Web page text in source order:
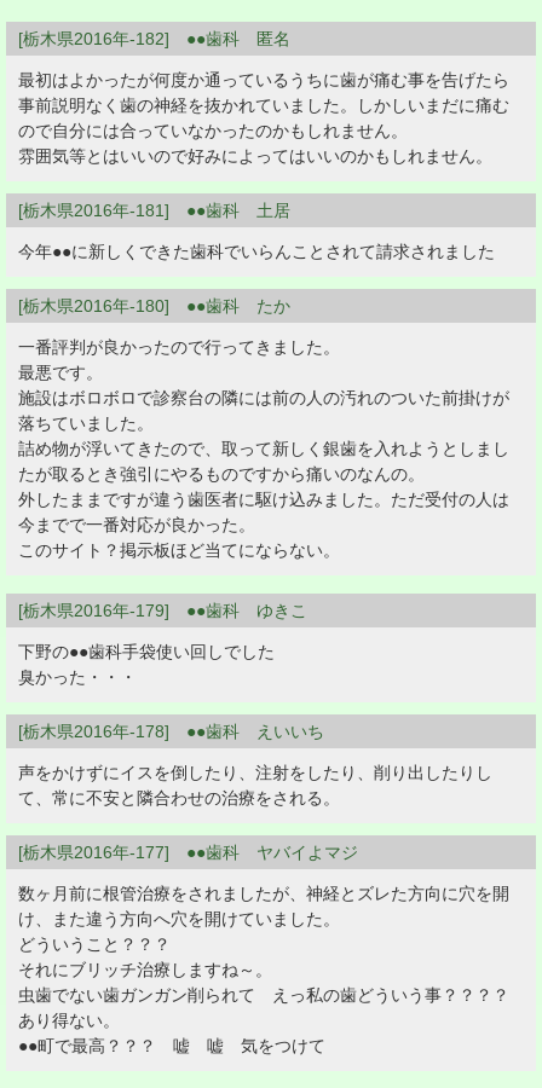
[栃木県2016年-182] ●●歯科 匿名
最初はよかったが何度か通っているうちに歯が痛む事を告げたら
事前説明なく歯の神経を抜かれていました。しかしいまだに痛む
ので自分には合っていなかったのかもしれません。
雰囲気等とはいいので好みによってはいいのかもしれません。
[栃木県2016年-181] ●●歯科 土居
今年●●に新しくできた歯科でいらんことされて請求されました
[栃木県2016年-180] ●●歯科 たか
一番評判が良かったので行ってきました。
最悪です。
施設はボロボロで診察台の隣には前の人の汚れのついた前掛けが
落ちていました。
詰め物が浮いてきたので、取って新しく銀歯を入れようとしまし
たが取るとき強引にやるものですから痛いのなんの。
外したままですが違う歯医者に駆け込みました。ただ受付の人は
今までで一番対応が良かった。
このサイト？掲示板ほど当てにならない。
[栃木県2016年-179] ●●歯科 ゆきこ
下野の●●歯科手袋使い回しでした
臭かった・・・
[栃木県2016年-178] ●●歯科 えいいち
声をかけずにイスを倒したり、注射をしたり、削り出したりし
て、常に不安と隣合わせの治療をされる。
[栃木県2016年-177] ●●歯科 ヤバイよマジ
数ヶ月前に根管治療をされましたが、神経とズレた方向に穴を開
け、また違う方向へ穴を開けていました。
どういうこと？？？
それにブリッチ治療しますね～。
虫歯でない歯ガンガン削られて えっ私の歯どういう事？？？？
あり得ない。
●●町で最高？？？ 嘘 嘘 気をつけて